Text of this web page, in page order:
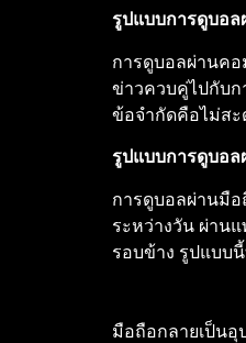
รูปแบบการดูบอล
การดูบอลผ่านค
ข่าวควบคู่ไปกับก
ข้อจำกัดคือไม่สะ
รูปแบบการดูบอล
การดูบอลผ่านมือ
ระหว่างวัน ผ่าน
รอบข้าง รูปแบบ
มือถือกลายเป็น